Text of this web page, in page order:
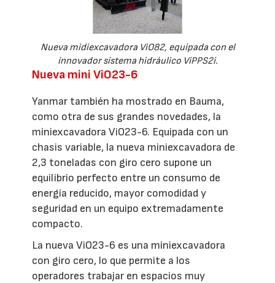
Nueva midiexcavadora ViO82, equipada con el
innovador sistema hidráulico ViPPS2i.
Nueva mini ViO23-6
Yanmar también ha mostrado en Bauma,
como otra de sus grandes novedades, la
miniexcavadora ViO23-6. Equipada con un
chasis variable, la nueva miniexcavadora de
2,3 toneladas con giro cero supone un
equilibrio perfecto entre un consumo de
energía reducido, mayor comodidad y
seguridad en un equipo extremadamente
compacto.
La nueva ViO23-6 es una miniexcavadora
con giro cero, lo que permite a los
operadores trabajar en espacios muy